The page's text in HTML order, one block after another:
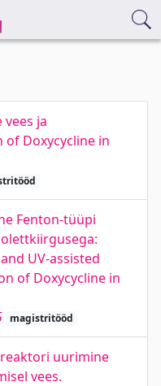
ja
Doxycycline in
Fenton-tüüpi
UV-assisted
of Doxycycline in
magistritööd
uurimine
vees.